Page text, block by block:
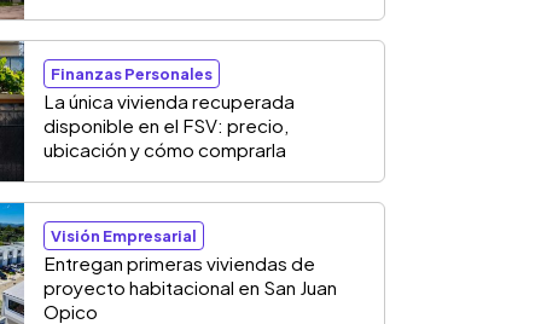
Finanzas Personales
La única vivienda recuperada
disponible en el FSV: precio,
ubicación y cómo comprarla
Visión Empresarial
Entregan primeras viviendas de
proyecto habitacional en San Juan
Opico